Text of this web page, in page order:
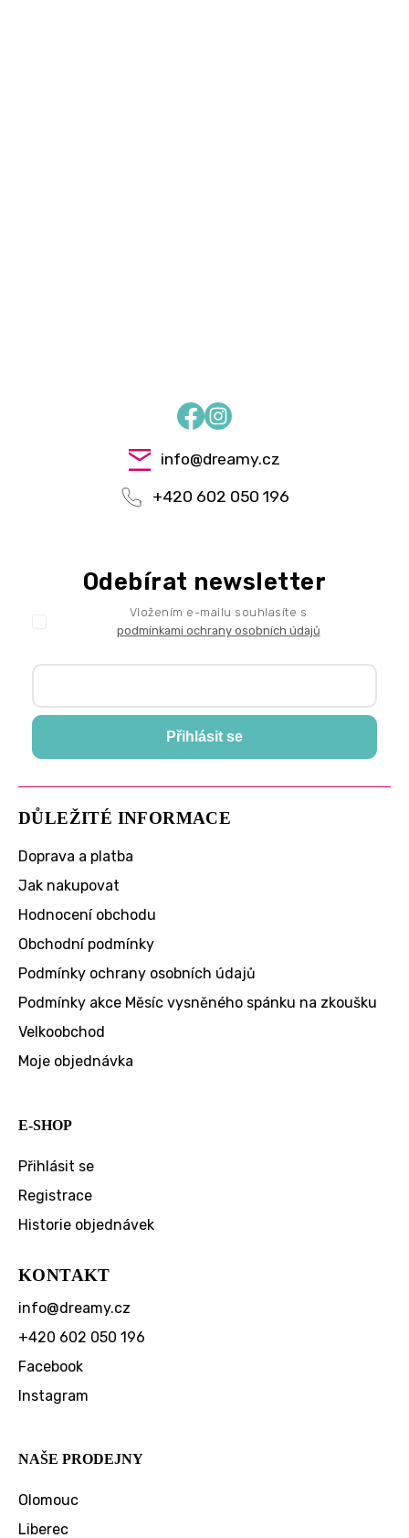
FacebookInstagram
info@dreamy.cz
+420 602 050 196
DŮLEŽITÉ INFORMACE
Doprava a platba
Jak nakupovat
Hodnocení obchodu
Obchodní podmínky
Podmínky ochrany osobních údajů
Podmínky akce Měsíc vysněného spánku na zkoušku
Velkoobchod
Moje objednávka
E-SHOP
Přihlásit se
Registrace
Historie objednávek
KONTAKT
info@dreamy.cz
+420 602 050 196
Facebook
Instagram
Odebírat newsletter
Vložením e-mailu souhlasíte s
podmínkami ochrany osobních údajů
Přihlásit se
NAŠE PRODEJNY
Olomouc
Liberec